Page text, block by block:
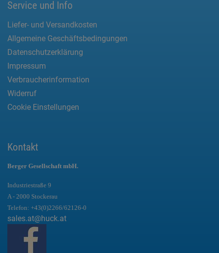
Service und Info
Liefer- und Versandkosten
Allgemeine Geschäftsbedingungen
Datenschutzerklärung
Impressum
Verbraucherinformation
Widerruf
Cookie Einstellungen
Kontakt
Berger Gesellschaft mbH.
Industriestraße 9
A - 2000 Stockerau
Telefon: +43(0)2266/62126-0
sales.at@huck.at